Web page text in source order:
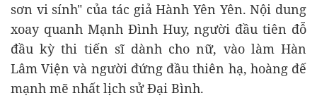
sơn vi sính" của tác giả Hành Yên Yên. Nội dung
xoay quanh Mạnh Đình Huy, người đầu tiên đỗ
đầu kỳ thi tiến sĩ dành cho nữ, vào làm Hàn
Lâm Viện và người đứng đầu thiên hạ, hoàng đế
mạnh mẽ nhất lịch sử Đại Bình.